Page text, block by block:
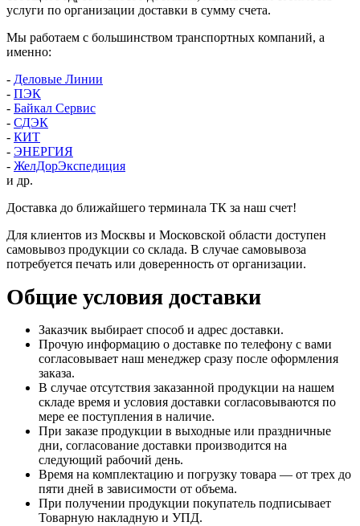
услуги по организации доставки в сумму счета.
Мы работаем с большинством транспортных компаний, а
именно:
- Деловые Линии
- ПЭК
- Байкал Сервис
- СДЭК
- КИТ
- ЭНЕРГИЯ
- ЖелДорЭкспедиция
и др.
Доставка до ближайшего терминала ТК за наш счет!
Для клиентов из Москвы и Московской области доступен
самовывоз продукции со склада. В случае самовывоза
потребуется печать или доверенность от организации.
Общие условия доставки
Заказчик выбирает способ и адрес доставки.
Прочую информацию о доставке по телефону с вами
согласовывает наш менеджер сразу после оформления
заказа.
В случае отсутствия заказанной продукции на нашем
складе время и условия доставки согласовываются по
мере ее поступления в наличие.
При заказе продукции в выходные или праздничные
дни, согласование доставки производится на
следующий рабочий день.
Время на комплектацию и погрузку товара — от трех до
пяти дней в зависимости от объема.
При получении продукции покупатель подписывает
Товарную накладную и УПД.